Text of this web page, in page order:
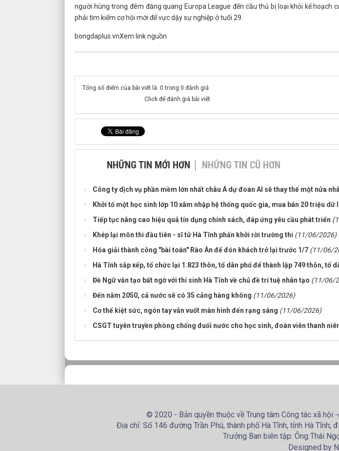
người hùng trong đêm đăng quang Europa League đến cầu thủ bị loại khỏi kế hoạch
phải tìm kiếm cơ hội mới để vực dậy sự nghiệp ở tuổi 29.
bongdaplus.vnXem link nguồn
Tổng số điểm của bài viết là: 0 trong 0 đánh giá
Click để đánh giá bài viết
NHỮNG TIN MỚI HƠN NHỮNG TIN CŨ HƠN
Công ty dịch vụ phần mềm lớn nhất châu Á dự đoán AI sẽ thay thế một nửa
Khởi tố một học sinh lớp 10 xâm nhập hệ thống quốc gia, mua bán 20 triệu dữ
Tiếp tục nâng cao hiệu quả tín dụng chính sách, đáp ứng yêu cầu phát triển
Khép lại môn thi đầu tiên - sĩ tử Hà Tĩnh phấn khởi rời trường thi (11/06/2026)
Hóa giải thành công "bài toán" Rào Àn để đón khách trở lại trước 1/7 (11/06/
Hà Tĩnh sắp xếp, tổ chức lại 1.823 thôn, tổ dân phố để thành lập 749 thôn, tổ
Đề Ngữ văn tạo bất ngờ với thí sinh Hà Tĩnh về chủ đề trí tuệ nhân tạo (11/06/
Đến năm 2050, cả nước sẽ có 35 cảng hàng không (11/06/2026)
Cơ thể kiệt sức, ngón tay vẫn vuốt màn hình đến rạng sáng (11/06/2026)
CSGT tuyên truyền phòng chống đuối nước cho học sinh, đoàn viên thanh
© 2020 - Bản quyền thuộc về Trung tâm Công tác xã hội
Địa chỉ: Số 146 đường Trần Phú, thành phố Hà Tĩnh, tỉnh Hà
Trưởng Ban biên tập: Ông Thái
Designed by